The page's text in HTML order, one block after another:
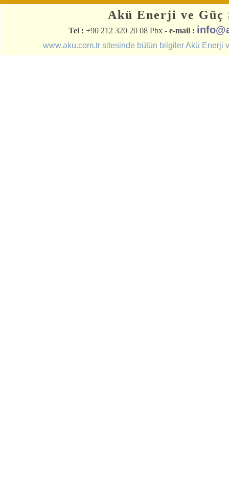
Akü Enerji ve
Tel : +90 212 320 20 08 Pbx - e-mail :
www.aku.com.tr sitesinde bütün bilgiler Akü Enerji